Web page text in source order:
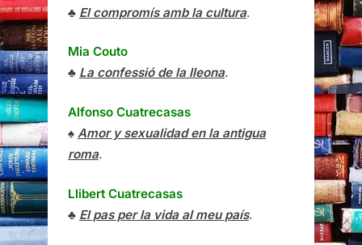
♣ El compromís amb la cultura.
Mia Couto
♣ La confessió de la lleona.
Alfonso Cuatrecasas
♠ Amor y sexualidad en la antigua
roma.
Llibert Cuatrecasas
♣ El pas per la vida al meu país.